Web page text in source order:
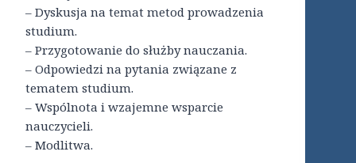
– Dyskusja na temat metod prowadzenia
studium.
– Przygotowanie do służby nauczania.
– Odpowiedzi na pytania związane z
tematem studium.
– Wspólnota i wzajemne wsparcie
nauczycieli.
– Modlitwa.